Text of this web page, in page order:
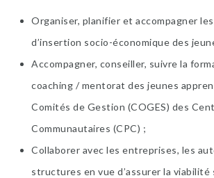
Organiser, planifier et accompagner
d’insertion socio-économique des
Accompagner, conseiller, suivre la
coaching / mentorat des jeunes
Comités de Gestion (COGES) des
Communautaires (CPC) ;
Collaborer avec les entreprises, les
structures en vue d’assurer la viabilité